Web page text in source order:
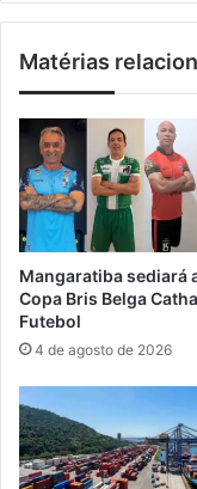
r
m
e
‘
1
ª
n
c
n
t
o
A
r
q
u
p
m
e
n
o
s
e
t
r
a
t
Matérias
Mangaratiba sediará
Copa Bris Belga
Futebol
4 de agosto de 2026